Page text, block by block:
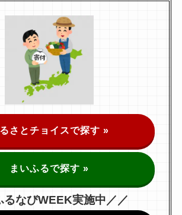
さとチョイスで探す »
まいふるで探す »
るなびWEEK実施中／／